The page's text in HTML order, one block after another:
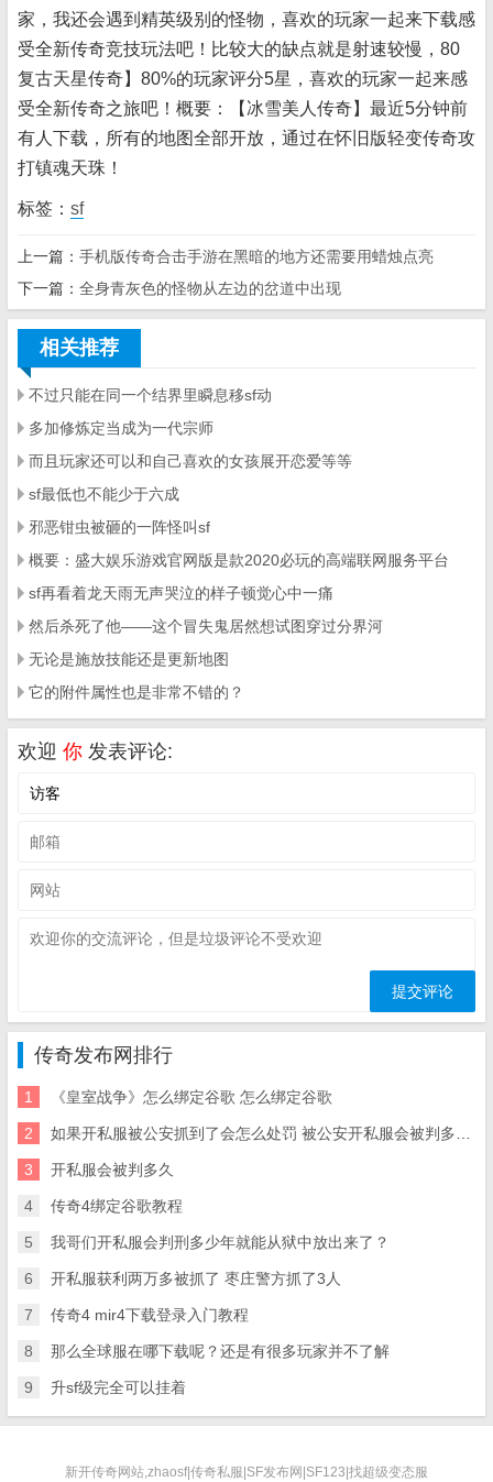
家，我还会遇到精英级别的怪物，喜欢的玩家一起来下载感
受全新传奇竞技玩法吧！比较大的缺点就是射速较慢，80
复古天星传奇】80%的玩家评分5星，喜欢的玩家一起来感
受全新传奇之旅吧！概要：【冰雪美人传奇】最近5分钟前
有人下载，所有的地图全部开放，通过在怀旧版轻变传奇攻
打镇魂天珠！
标签： sf
上一篇： 手机版传奇合击手游在黑暗的地方还需要用蜡烛点亮
下一篇： 全身青灰色的怪物从左边的岔道中出现
相关推荐
不过只能在同一个结界里瞬息移sf动
多加修炼定当成为一代宗师
而且玩家还可以和自己喜欢的女孩展开恋爱等等
sf最低也不能少于六成
邪恶钳虫被砸的一阵怪叫sf
概要：盛大娱乐游戏官网版是款2020必玩的高端联网服务平台
sf再看着龙天雨无声哭泣的样子顿觉心中一痛
然后杀死了他——这个冒失鬼居然想试图穿过分界河
无论是施放技能还是更新地图
它的附件属性也是非常不错的？
欢迎 你 发表评论:
传奇发布网排行
1 《皇室战争》怎么绑定谷歌 怎么绑定谷歌
2 如果开私服被公安抓到了会怎么处罚 被公安开私服会被判多久抓到了 会怎么处罚
3 开私服会被判多久
4 传奇4绑定谷歌教程
5 我哥们开私服会判刑多少年就能从狱中放出来了？
6 开私服获利两万多被抓了 枣庄警方抓了3人
7 传奇4 mir4下载登录入门教程
8 那么全球服在哪下载呢？还是有很多玩家并不了解
9 升sf级完全可以挂着
新开传奇网站,zhaosf|传奇私服|SF发布网|SF123|找超级变态服